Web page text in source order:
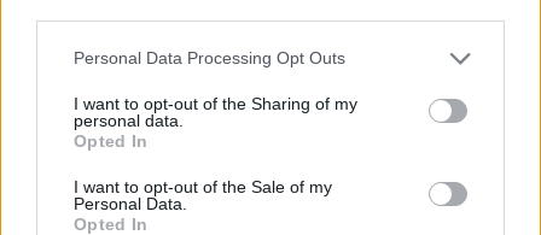
Personal Data Processing Opt Outs
I want to opt-out of the Sharing of my
personal data.
Opted In
I want to opt-out of the Sale of my
Personal Data.
Opted In
test di professioni sanitarie:
2015 università di Verona
Simulazione Test Professioni Sanitarie
2014 università di Verona